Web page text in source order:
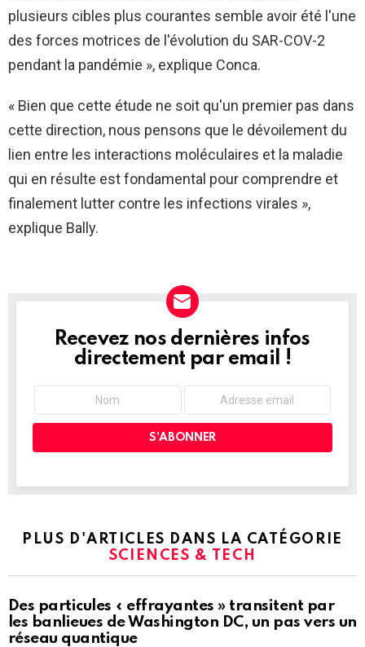
plusieurs cibles plus courantes semble avoir été l'une
des forces motrices de l'évolution du SAR-COV-2
pendant la pandémie », explique Conca.
« Bien que cette étude ne soit qu'un premier pas dans
cette direction, nous pensons que le dévoilement du
lien entre les interactions moléculaires et la maladie
qui en résulte est fondamental pour comprendre et
finalement lutter contre les infections virales »,
explique Bally.
NEWSLETTER
Recevez nos dernières infos
directement par email !
PLUS D'ARTICLES DANS LA CATÉGORIE
SCIENCES & TECH
Des particules « effrayantes » transitent par
les banlieues de Washington DC, un pas vers un
réseau quantique